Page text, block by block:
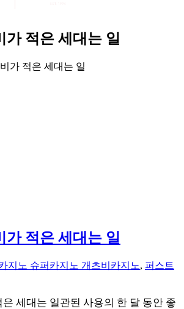
가 적은 세대는 일
가 적은 세대는 일
가 적은 세대는 일
지노 슈퍼카지노 개츠비카지노, 퍼스트
세대는 일관된 사용의 한 달 동안 좋